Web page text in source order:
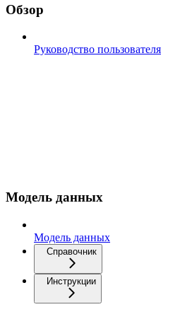
Обзор
Руководство пользователя
Модель данных
Модель данных
Справочник
Инструкции